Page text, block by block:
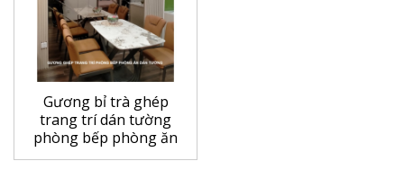
Gương bỉ trà ghép
trang trí dán tường
phòng bếp phòng ăn